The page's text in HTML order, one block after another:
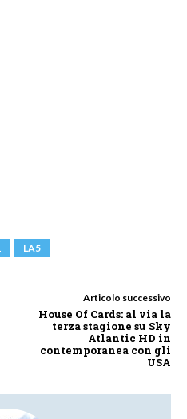
LA5
Articolo successivo
House Of Cards: al via la
terza stagione su Sky
Atlantic HD in
contemporanea con gli
USA